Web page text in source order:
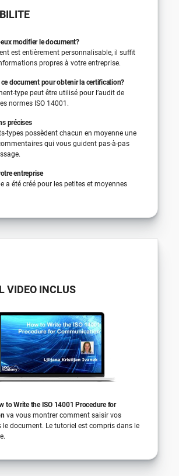
modifier le document?
est entièrement personnalisable, il suffit
propres à votre entreprise.
document pour obtenir la certification?
type peut être utilisé pour l’audit de
normes ISO 14001.
précises
types possèdent chacun en moyenne une
qui vous guident pas-à-pas
entreprise
a été créé pour les petites et moyennes
VIDEO INCLUS
to Write the ISO 14001 Procedure for
va vous montrer comment saisir vos
le document. Le tutoriel est compris dans le